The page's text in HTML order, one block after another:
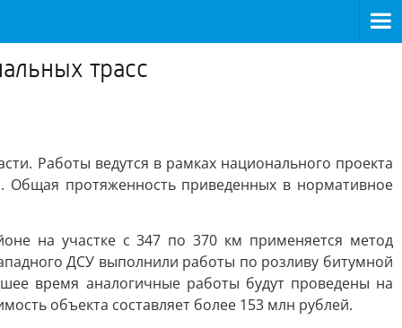
трасс
Работы ведутся в рамках национального проекта
Общая протяженность приведенных в нормативное
на участке с 347 по 370 км применяется метод
ДСУ выполнили работы по розливу битумной
время аналогичные работы будут проведены на
объекта составляет более 153 млн рублей.